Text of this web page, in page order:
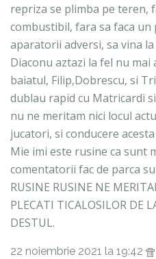
repriza se plimba pe teren,
combustibil, fara sa faca un
aparatorii adversi, sa vina
Diaconu aztazi la fel nu
baiatul, Filip,Dobrescu, si
dublau rapid cu Matricardi
nu ne meritam nici locul
jucatori, si conducere
Mie imi este rusine ca sunt
comentatorii fac de parca
RUSINE RUSINE NE
PLECATI TICALOSILOR DE
DESTUL.
22 noiembrie 2021 la 19:42